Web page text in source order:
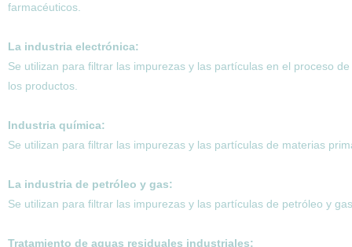
farmacéuticos.
La industria electrónica:
Se utilizan para filtrar las impurezas y las partículas en el proceso
los productos.
Industria química:
Se utilizan para filtrar las impurezas y las partículas de materias
La industria de petróleo y gas:
Se utilizan para filtrar las impurezas y las partículas de petróleo y
Tratamiento de aguas residuales industriales: